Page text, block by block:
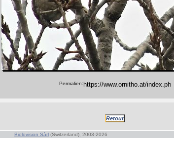
Permalien:
Biolovision Sàrl (Switzerland), 2003-2026